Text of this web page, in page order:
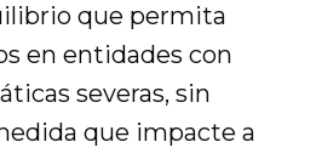
que permita
en entidades con
severas, sin
que impacte a